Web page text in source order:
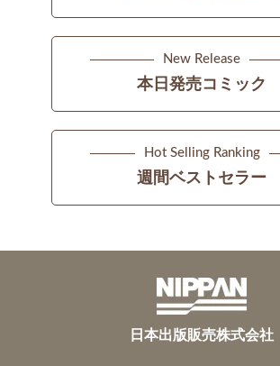
New Release
本日発売コミック
Hot Selling Ranking
週間ベストセラー
日本出版販売株式会社